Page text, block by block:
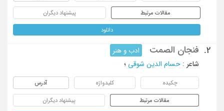
مقالات مرتبط پیشنهاد دیگران
دانلود
2. فنجان الصمت
ادب و هنر
شاعر : حسام الدین شوقی ؛
چکیده کلیدواژه آدرس
مقالات مرتبط پیشنهاد دیگران